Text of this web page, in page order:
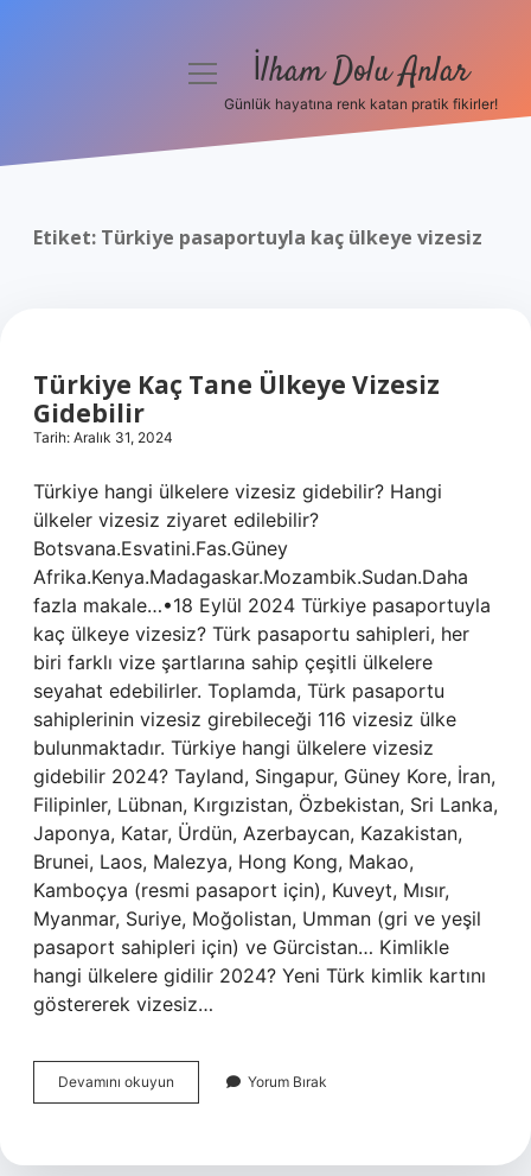
Yasal Uyarı
menüyü İlham Dolu Anlar
Günlük hayatına renk katan pratik fikirler!
Etiket: Türkiye pasaportuyla kaç ülkeye vizesiz
Türkiye Kaç Tane Ülkeye Vizesiz
Gidebilir
Tarih: Aralık 31, 2024
Türkiye hangi ülkelere vizesiz gidebilir? Hangi
ülkeler vizesiz ziyaret edilebilir?
Botsvana.Esvatini.Fas.Güney
Afrika.Kenya.Madagaskar.Mozambik.Sudan.Daha
fazla makale…•18 Eylül 2024 Türkiye pasaportuyla
kaç ülkeye vizesiz? Türk pasaportu sahipleri, her
biri farklı vize şartlarına sahip çeşitli ülkelere
seyahat edebilirler. Toplamda, Türk pasaportu
sahiplerinin vizesiz girebileceği 116 vizesiz ülke
bulunmaktadır. Türkiye hangi ülkelere vizesiz
gidebilir 2024? Tayland, Singapur, Güney Kore, İran,
Filipinler, Lübnan, Kırgızistan, Özbekistan, Sri Lanka,
Japonya, Katar, Ürdün, Azerbaycan, Kazakistan,
Brunei, Laos, Malezya, Hong Kong, Makao,
Kamboçya (resmi pasaport için), Kuveyt, Mısır,
Myanmar, Suriye, Moğolistan, Umman (gri ve yeşil
pasaport sahipleri için) ve Gürcistan… Kimlikle
hangi ülkelere gidilir 2024? Yeni Türk kimlik kartını
göstererek vizesiz…
Devamını okuyun
Kaç
Vizesiz
Yorum Bırak